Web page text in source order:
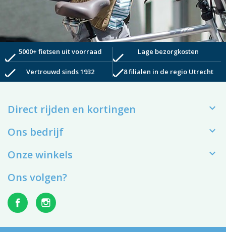
check5000+ fietsen uit voorraad check Lage bezorgkosten
check Vertrouwd sinds 1932 check8 filialen in de regio Utrecht
Direct rijden en kortingen 
Ons bedrijf 
Onze winkels 
Ons volgen?